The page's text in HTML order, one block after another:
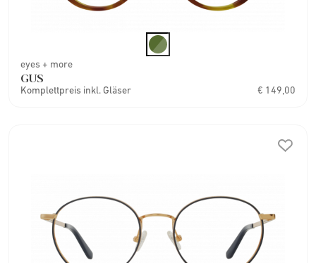
eyes + more
GUS
Komplettpreis inkl. Gläser € 149,00